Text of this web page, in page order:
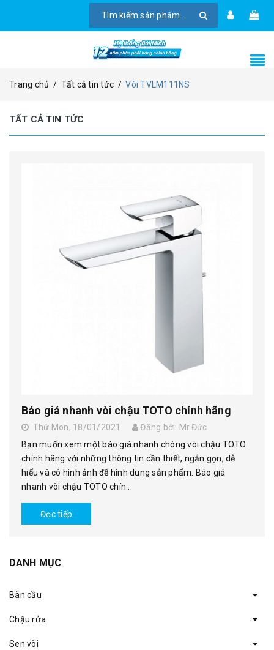
Trang chủ / Tất cả tin tức / Vòi TVLM111NS
TẤT CẢ TIN TỨC
Báo giá nhanh vòi chậu TOTO chính hãng
Thứ Mon, 18/01/2021
Đăng bởi: Mr.Đức
Bạn muốn xem một báo giá nhanh chóng vòi chậu TOTO
chính hãng với những thông tin cần thiết, ngắn gọn, dễ
hiểu và có hình ảnh để hình dung sản phẩm. Báo giá
nhanh vòi chậu TOTO chín...
Đọc tiếp
DANH MỤC
Bàn cầu
Chậu rửa
Sen vòi